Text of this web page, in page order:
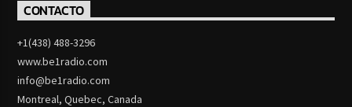
CONTACTO
+1(438) 488-3296
www.be1radio.com
info@be1radio.com
Montreal, Quebec, Canada